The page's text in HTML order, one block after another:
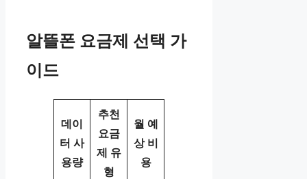
알뜰폰 요금제 선택 가
이드
데이
터 사
용량
추천
요금
제 유
형
월 예
상 비
용